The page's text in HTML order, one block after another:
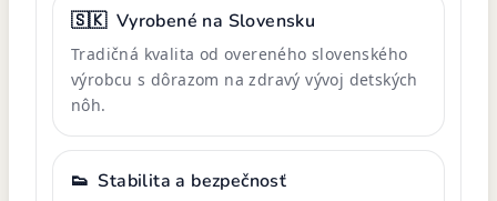
🇸🇰 Vyrobené na Slovensku
Tradičná kvalita od overeného slovenského
výrobcu s dôrazom na zdravý vývoj detských
nôh.
👟 Stabilita a bezpečnosť